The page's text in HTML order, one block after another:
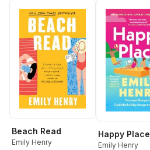
Beach Read
Emily Henry
Happy Place
Emily Henry